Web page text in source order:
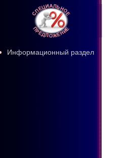
Информационный раздел